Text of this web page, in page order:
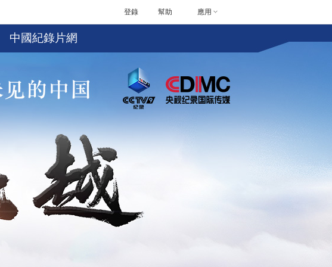
幫助 應用
登錄
中國紀錄片網